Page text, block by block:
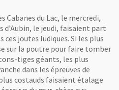
Cabanes du Lac, le mercredi,
d’Aubin, le jeudi, faisaient part
joutes ludiques. Si les plus
sur la poutre pour faire tomber
tiges géants, les plus
dans les épreuves de
costauds faisaient étalage